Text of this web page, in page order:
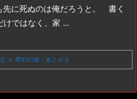
先に死ぬのは俺だろうと。
書く
けではなく、家 ...
夢幻の旅：あとがき